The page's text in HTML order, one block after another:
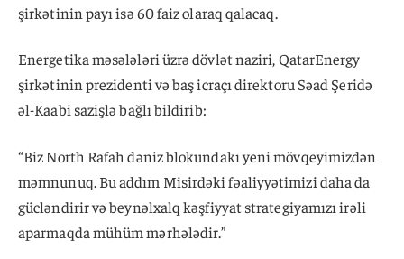
şirkətinin payı isə 60 faiz olaraq qalacaq.
Energetika məsələləri üzrə dövlət naziri, QatarEnergy
şirkətinin prezidenti və baş icraçı direktoru Səad Şeridə
əl-Kaabi sazişlə bağlı bildirib:
“Biz North Rafah dəniz blokundakı yeni mövqeyimizdən
məmnunuq. Bu addım Misirdəki fəaliyyətimizi daha da
gücləndirir və beynəlxalq kəşfiyyat strategiyamızı irəli
aparmaqda mühüm mərhələdir.”